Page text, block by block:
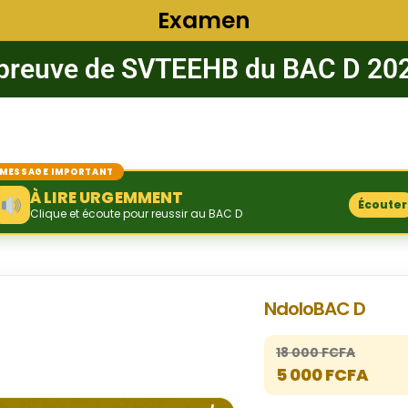
Examen
de SVTEEHB du BAC D
MESSAGE IMPORTANT
À LIRE URGEMMENT
Clique et écoute pour reussir au BAC D
Écouter
NdoloBAC D
18 000 FCFA
5 000 FCFA